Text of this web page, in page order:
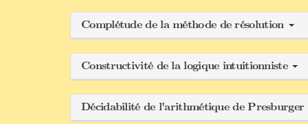
Complétude de la méthode de résolution
Constructivité de la logique intuitionniste
Décidabilité de l'arithmétique de Presburger